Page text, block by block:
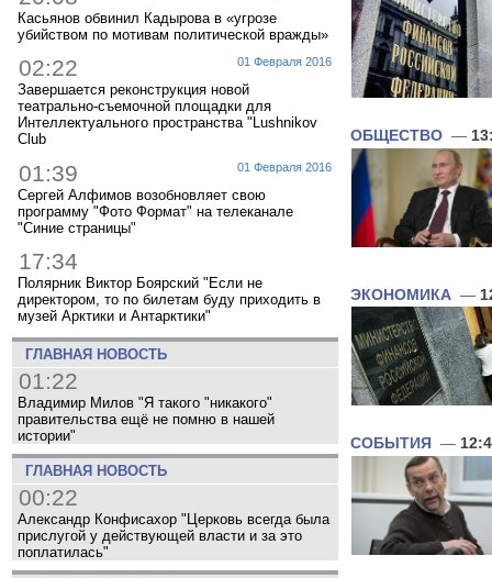
Касьянов обвинил Кадырова в «угрозе
убийством по мотивам политической вражды»
01 Февраля 2016
02:22
Завершается реконструкция новой
театрально-съемочной площадки для
Интеллектуального пространства "Lushnikov
Club
01 Февраля 2016
01:39
Сергей Алфимов возобновляет свою
программу "Фото Формат" на телеканале
"Синие страницы"
17:34
Полярник Виктор Боярский "Если не
директором, то по билетам буду приходить в
музей Арктики и Антарктики"
ГЛАВНАЯ НОВОСТЬ
01:22
Владимир Милов "Я такого "никакого"
правительства ещё не помню в нашей
истории"
ГЛАВНАЯ НОВОСТЬ
00:22
Александр Конфисахор "Церковь всегда была
прислугой у действующей власти и за это
поплатилась"
ОБЩЕСТВО —
ЭКОНОМИКА —
СОБЫТИЯ —